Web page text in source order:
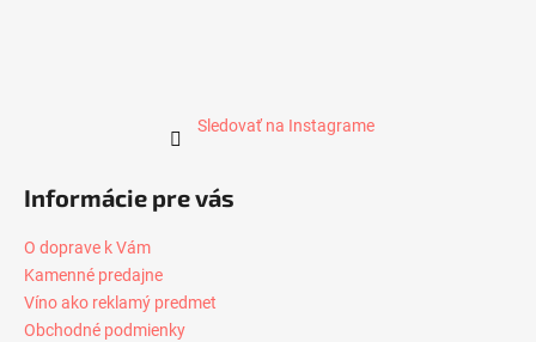
Sledovať na Instagrame
Informácie pre vás
O doprave k Vám
Kamenné predajne
Víno ako reklamý predmet
Obchodné podmienky